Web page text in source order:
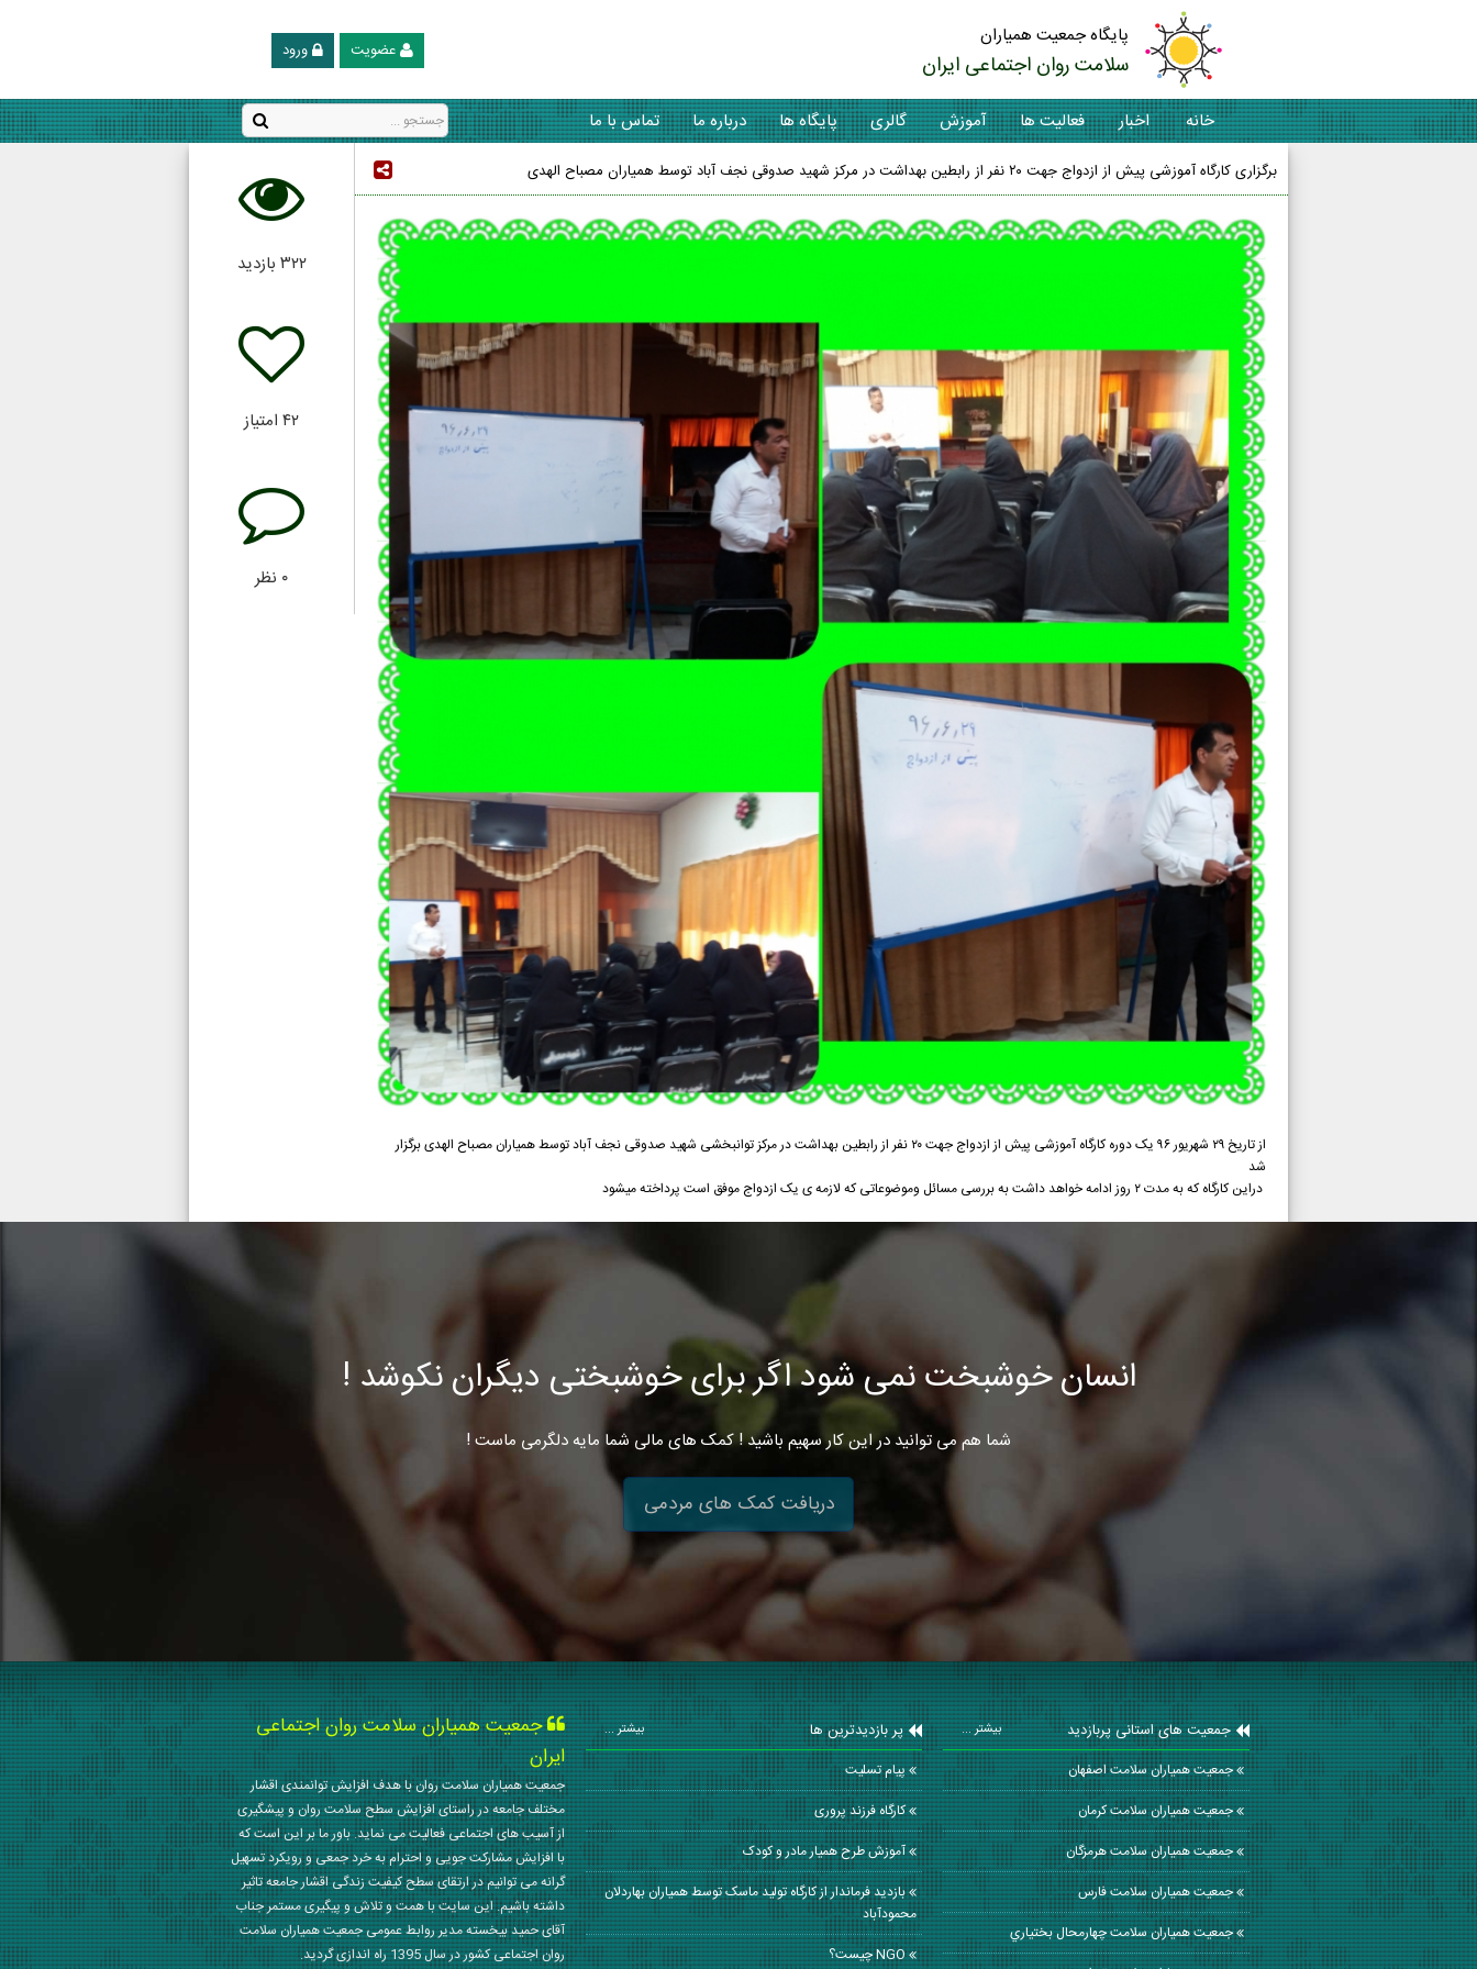
پایگاه جمعیت همیاران
سلامت روان اجتماعی ایران ورود عضویت
خانه اخبار فعالیت ها آموزش گالری پایگاه ها درباره ما تماس با ما
برگزاری کارگاه آموزشی پیش از ازدواج جهت ۲۰ نفر از رابطین بهداشت در مرکز شهید صدوقی نجف آباد توسط همیاران مصباح الهدی
از تاریخ ۲۹ شهریور ۹۶ یک دوره کارگاه آموزشی پیش از ازدواج جهت ۲۰ نفر از رابطین بهداشت در مرکز توانبخشی شهید صدوقی نجف آباد توسط همیاران مصباح الهدی برگزار
شد
دراین کارگاه که به مدت ۲ روز ادامه خواهد داشت به بررسی مسائل وموضوعاتی که لازمه ی یک ازدواج موفق است پرداخته میشود
۳۲۲ بازدید
۴۲ امتیاز
۰ نظر
انسان خوشبخت نمی شود اگر برای خوشبختی دیگران نکوشد !
شما هم می توانید در این کار سهیم باشید ! کمک های مالی شما مایه دلگرمی ماست !
دریافت کمک های مردمی
جمعیت های استانی پربازدید بیشتر ...
جمعیت همیاران سلامت اصفهان
جمعیت همیاران سلامت كرمان
جمعیت همیاران سلامت هرمزگان
جمعیت همیاران سلامت فارس
جمعیت همیاران سلامت چهارمحال بختياري
پر بازدیدترین ها بیشتر ...
پیام تسلیت
کارگاه فرزند پروری
آموزش طرح همیار مادر و کودک
بازدید فرماندار از کارگاه تولید ماسک توسط همیاران بهاردلان
محمودآباد
NGO چیست؟
جمعیت همیاران سلامت روان اجتماعی
ایران
جمعیت همیاران سلامت روان با هدف افزایش توانمندی اقشار
مختلف جامعه در راستای افزایش سطح سلامت روان و پیشگیری
از آسیب های اجتماعی فعالیت می نماید. باور ما بر این است که
با افزایش مشارکت جویی و احترام به خرد جمعی و رویکرد تسهیل
گرانه می توانیم در ارتقای سطح کیفیت زندگی اقشار جامعه تاثیر
داشته باشیم. این سایت با همت و تلاش و پیگیری مستمر جناب
آقای حمید بیخسته مدیر روابط عمومی جمعیت همیاران سلامت
روان اجتماعی کشور در سال 1395 راه اندازی گردید.